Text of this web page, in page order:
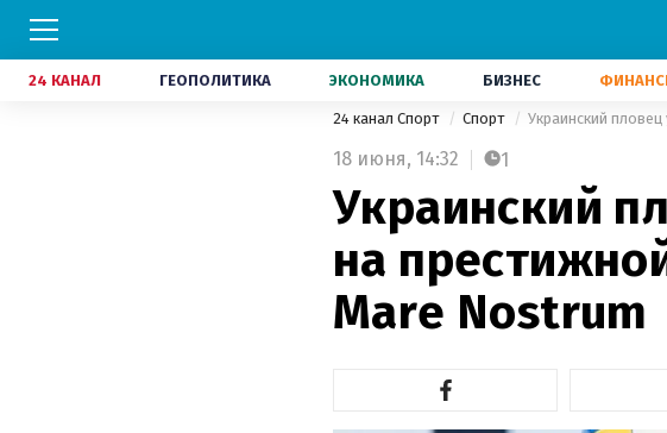
24 КАНАЛ ГЕОПОЛИТИКА ЭКОНОМИКА БИЗНЕС
24 канал Спорт Спорт Украинский
18 июня, 14:32 1
Украинский
на
Mare Nostrum